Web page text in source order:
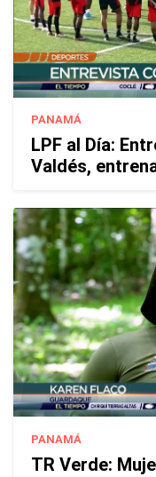
PANAMÁ
LPF al Día:
Valdés,
PANAMÁ
TR Verde: